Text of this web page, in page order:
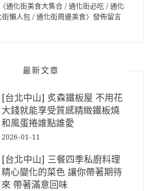
通化街美食大集合 / 通化街必吃 / 通化
懶人包 / 通化街周邊美食〉發佈留言
最新文章
[台北中山] 炙森鐵板屋 不用花
大錢就能享受質感精緻鐵板燒
和風蛋捲誰點誰愛
2026-01-11
[台北中山] 三餐四季私廚料理
精心變化的菜色 讓你帶著期待
來 帶著滿意回味